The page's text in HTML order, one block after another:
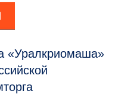
«Уралкриомаша»